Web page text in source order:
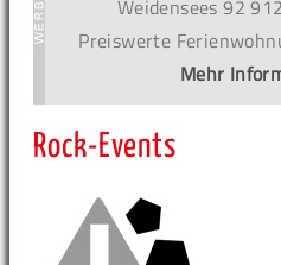
Weidensees 92
Preiswerte
Mehr
Rock-Events